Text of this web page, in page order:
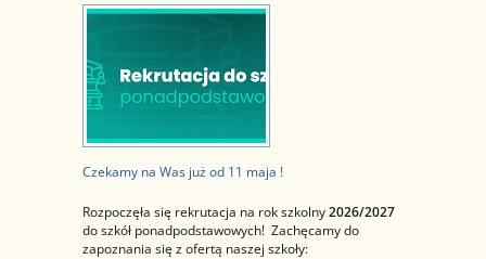
Czekamy na Was już od 11 maja !
Rozpoczęła się rekrutacja na rok szkolny2026/2027
do szkół ponadpodstawowych! Zachęcamy do
zapoznania się z ofertą naszej szkoły: